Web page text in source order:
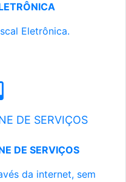
Eletrônica.
DE SERVIÇOS
DE SERVIÇOS
da internet, sem